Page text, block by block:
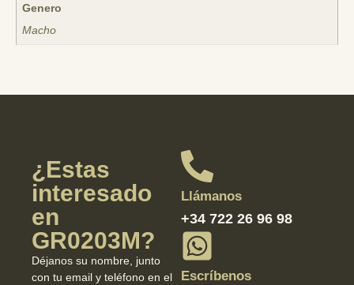
Genero
Macho
¿Estas
interesado
en
GR0203M?
Déjanos su nombre, junto
con tu email y teléfono en el
Llámanos
+34 722 26 96 98
Escríbenos